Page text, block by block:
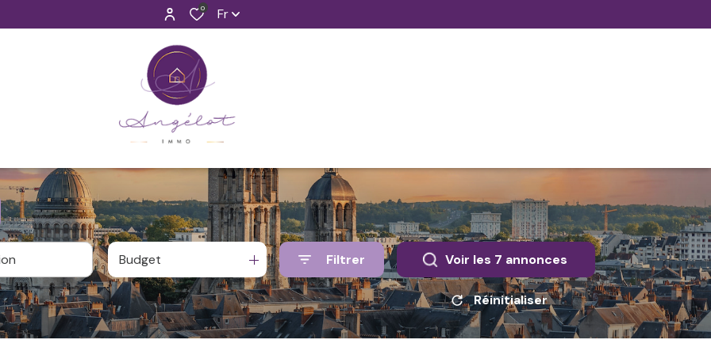
0 Fr
Budget Filtrer Voir les 7 annonces
Réinitialiser